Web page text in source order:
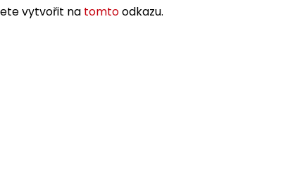
vytvořit na tomtoodkazu.